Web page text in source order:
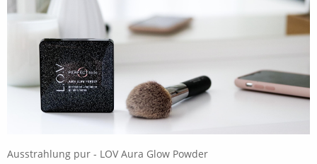
Ausstrahlung pur - LOV Aura Glow Powder